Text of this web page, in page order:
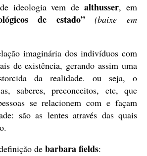
ideologia vem dealthusser, em
de estado”(baixe em
imaginária dos indivíduos com
de existência, gerando assim uma
da realidade. ou seja, o
saberes, preconceitos, etc, que
se relacionem com e façam
são as lentes através das quais
de barbara fields: